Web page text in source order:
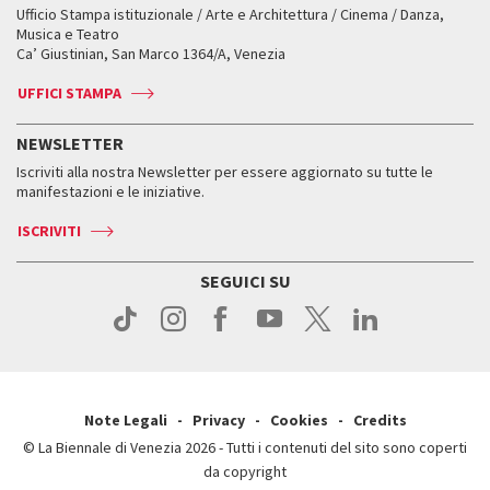
Servizi al pubblico
Come raggiungerci
Press
Orari e sedi
Accrediti
Come raggiungerci
Orari e sedi
Biglietti
Accrediti
Come raggiungerci
Contatti
Press
Servizi al pubblico
Come raggiungerci
Press
Workshop di critica teatrale
Leone d’oro alla carriera
Leone d’argento
Edizioni passate
Orari e sedi
Biglietti
Servizi al pubblico
Come raggiungerci
Contatti
Fondi e Collezioni
Biennale College ASAC
ASAC DATI
Storia
Orari e sedi
Ufficio Stampa istituzionale / Arte e Architettura / Cinema / Danza,
Musica e Teatro
Ca’ Giustinian, San Marco 1364/A, Venezia
UFFICI STAMPA
NEWSLETTER
Iscriviti alla nostra Newsletter per essere aggiornato su tutte le
manifestazioni e le iniziative.
ISCRIVITI
SEGUICI SU
Note Legali Privacy Cookies
Credits
© La Biennale di Venezia 2026 - Tutti i contenuti del sito sono coperti
da copyright